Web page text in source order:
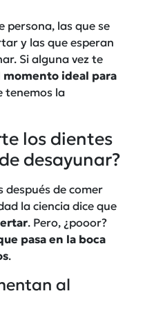
persona, las que se
y las que esperan
Si alguna vez te
momento ideal para
tenemos la
los dientes
desayunar?
después de comer
la ciencia dice que
. Pero, ¿pooor?
pasa en la boca
.
al